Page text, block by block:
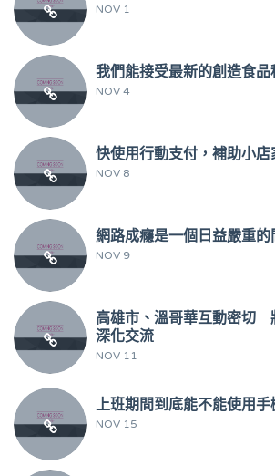
NOV 1
我們能接受最新的創造食品
NOV 4
快使用行動支付，補助小
NOV 8
網路成癮是一個日益嚴重的
NOV 9
高雄市、溫哥華互動密切
深化交流
NOV 11
上班期間到底能不能使用手
NOV 15